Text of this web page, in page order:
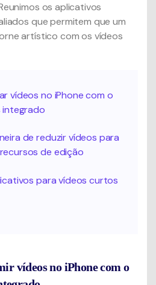
os aplicativos
que permitem que um
artístico com os vídeos
vídeos no iPhone com o
de reduzir vídeos para
de edição
para vídeos curtos
vídeos no iPhone com o